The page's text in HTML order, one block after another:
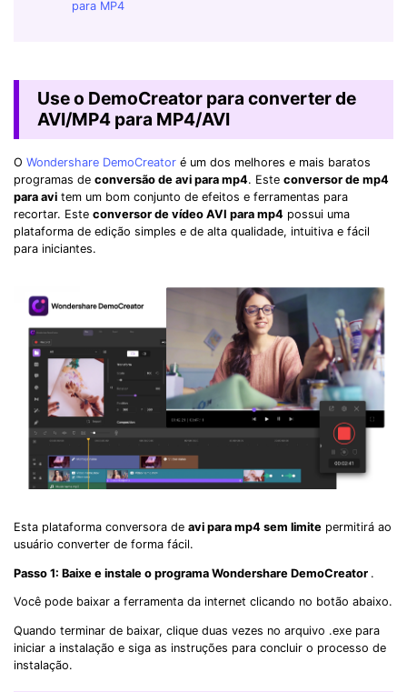
para MP4
Use o DemoCreator para converter de
AVI/MP4 para MP4/AVI
O Wondershare DemoCreator é um dos melhores e mais baratos
programas de conversão de avi para mp4. Este conversor de mp4
para avi tem um bom conjunto de efeitos e ferramentas para
recortar. Este conversor de vídeo AVI para mp4 possui uma
plataforma de edição simples e de alta qualidade, intuitiva e fácil
para iniciantes.
Esta plataforma conversora de avi para mp4 sem limite permitirá ao
usuário converter de forma fácil.
Passo 1: Baixe e instale o programa Wondershare DemoCreator .
Você pode baixar a ferramenta da internet clicando no botão abaixo.
Quando terminar de baixar, clique duas vezes no arquivo .exe para
iniciar a instalação e siga as instruções para concluir o processo de
instalação.